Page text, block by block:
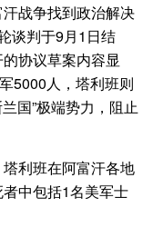
战争找到政治解决
谈判于9月1日结
协议草案内容显
5000人，塔利班则
国”极端势力，阻止
利班在阿富汗各地
中包括1名美军士